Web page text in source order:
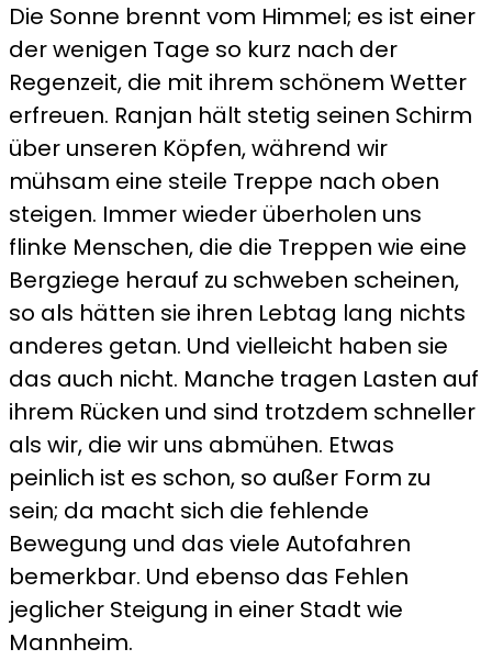
Die Sonne brennt vom Himmel; es ist einer
der wenigen Tage so kurz nach der
Regenzeit, die mit ihrem schönem Wetter
erfreuen. Ranjan hält stetig seinen Schirm
über unseren Köpfen, während wir
mühsam eine steile Treppe nach oben
steigen. Immer wieder überholen uns
flinke Menschen, die die Treppen wie eine
Bergziege herauf zu schweben scheinen,
so als hätten sie ihren Lebtag lang nichts
anderes getan. Und vielleicht haben sie
das auch nicht. Manche tragen Lasten auf
ihrem Rücken und sind trotzdem schneller
als wir, die wir uns abmühen. Etwas
peinlich ist es schon, so außer Form zu
sein; da macht sich die fehlende
Bewegung und das viele Autofahren
bemerkbar. Und ebenso das Fehlen
jeglicher Steigung in einer Stadt wie
Mannheim.